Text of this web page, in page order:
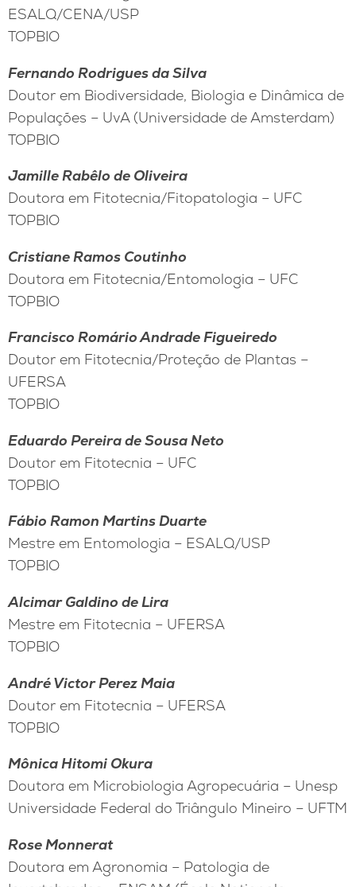
ESALQ/CENA/USP
TOPBIO
Fernando Rodrigues da Silva
Doutor em Biodiversidade, Biologia e Dinâmica de
Populações – UvA (Universidade de Amsterdam)
TOPBIO
Jamille Rabêlo de Oliveira
Doutora em Fitotecnia/Fitopatologia – UFC
TOPBIO
Cristiane Ramos Coutinho
Doutora em Fitotecnia/Entomologia – UFC
TOPBIO
Francisco Romário Andrade Figueiredo
Doutor em Fitotecnia/Proteção de Plantas –
UFERSA
TOPBIO
Eduardo Pereira de Sousa Neto
Doutor em Fitotecnia – UFC
TOPBIO
Fábio Ramon Martins Duarte
Mestre em Entomologia – ESALQ/USP
TOPBIO
Alcimar Galdino de Lira
Mestre em Fitotecnia – UFERSA
TOPBIO
André Victor Perez Maia
Doutor em Fitotecnia – UFERSA
TOPBIO
Mônica Hitomi Okura
Doutora em Microbiologia Agropecuária – Unesp
Universidade Federal do Triângulo Mineiro – UFTM
Rose Monnerat
Doutora em Agronomia – Patologia de